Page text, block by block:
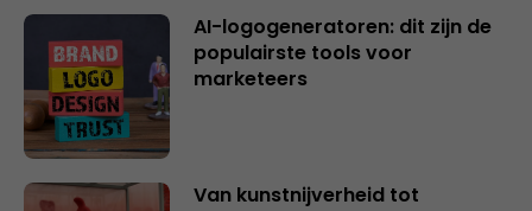
AI-logogeneratoren: dit zijn de
populairste tools voor
marketeers
Van kunstnijverheid tot